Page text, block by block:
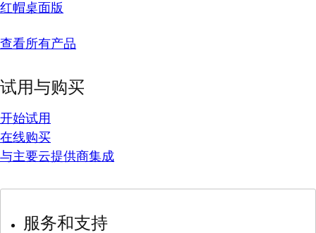
红帽桌面版
查看所有产品
试用与购买
开始试用
在线购买
与主要云提供商集成
服务和支持